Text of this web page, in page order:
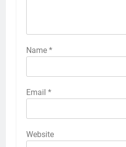
Name *
Email *
Website